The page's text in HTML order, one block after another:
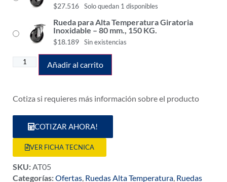
$27.516 Solo quedan 1 disponibles
Rueda para Alta Temperatura Giratoria
Inoxidable – 80 mm., 150 KG.
$18.189 Sin existencias
Añadir al carrito
Cotiza si requieres más información sobre el producto
COTIZAR AHORA!
VER FICHA TECNICA
SKU: AT05
Categorías:Ofertas Ruedas Alta Temperatura Ruedas